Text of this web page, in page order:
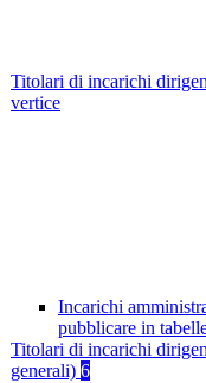
Titolari di incarichi
vertice
Incarichi
pubblicare in
Titolari di incarichi
generali) 6